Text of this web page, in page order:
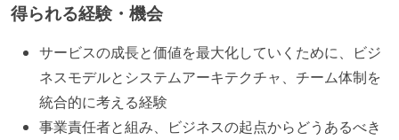
得られる経験・機会
サービスの成長と価値を最大化していくために、ビジ
ネスモデルとシステムアーキテクチャ、チーム体制を
統合的に考える経験
事業責任者と組み、ビジネスの起点からどうあるべき